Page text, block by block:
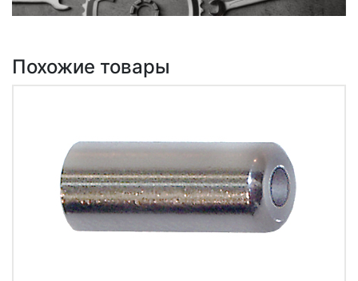
Похожие товары